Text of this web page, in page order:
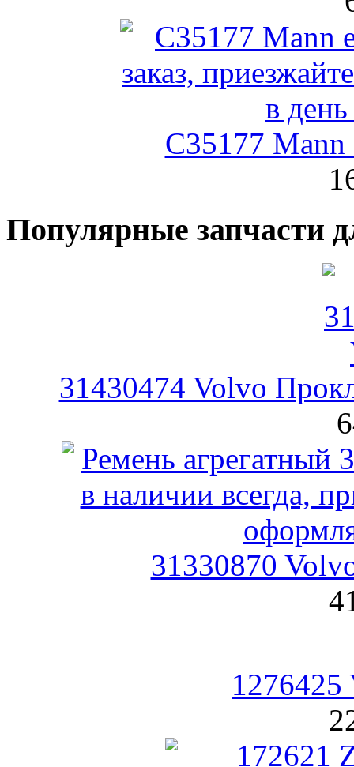
C35177
Популярные запчасти
31430474 Volvo
31330870
1276425